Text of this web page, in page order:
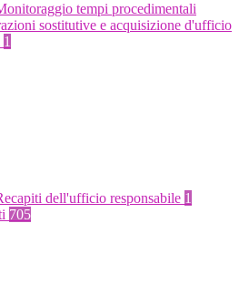
tempi procedimentali
sostitutive e acquisizione d'ufficio
1
dell'ufficio responsabile 1
705